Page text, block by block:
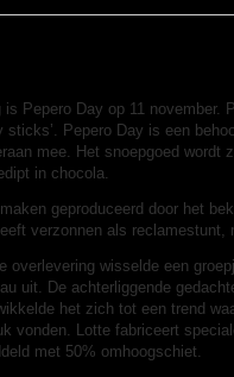
Pepero Day op 11 november.
Pepero Day is een
mee. Het snoepgoed wordt
in chocola.
geproduceerd door het
verzonnen als reclamestunt,
overlevering wisselde een
uit. De achterliggende
het zich tot een trend
vonden. Lotte fabriceert
met 50% omhoogschiet.